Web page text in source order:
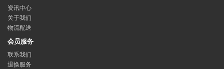
资讯中心
关于我们
物流配送
会员服务
联系我们
退换服务